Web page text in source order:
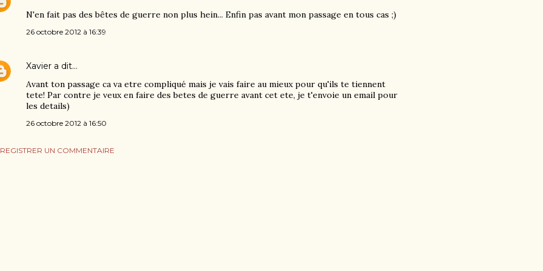
N'en fait pas des bêtes de guerre non plus hein... Enfin pas avant mon passage en tous cas ;)
26 octobre 2012 à 16:39
Xavier a dit…
Avant ton passage ca va etre compliqué mais je vais faire au mieux pour qu'ils te tiennent
tete! Par contre je veux en faire des betes de guerre avant cet ete, je t'envoie un email pour
les details)
26 octobre 2012 à 16:50
UN COMMENTAIRE